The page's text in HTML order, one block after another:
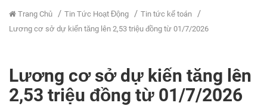
Trang Chủ Tin Tức Hoạt Động
Tin tức kế toán
Lương cơ sở dự kiến tăng lên 2,53 triệu đồng từ 01/7/2026
Lương cơ sở dự kiến tăng lên
2,53 triệu đồng từ 01/7/2026